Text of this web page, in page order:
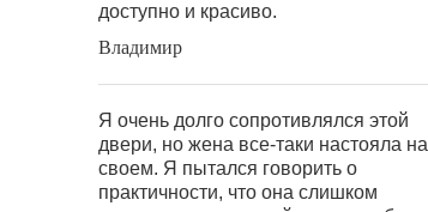
доступно и красиво.
Владимир
Я очень долго сопротивлялся этой
двери, но жена все-таки настояла на
своем. Я пытался говорить о
практичности, что она слишком